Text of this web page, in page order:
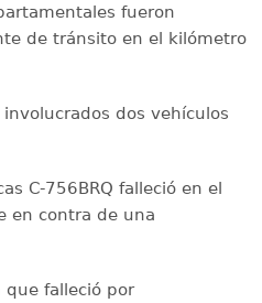
fueron
de tránsito en el kilómetro
dos vehículos
C-756BRQ falleció en el
en contra de una
que falleció por